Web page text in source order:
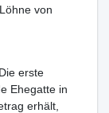
von
erste
Ehegatte in
erhält,